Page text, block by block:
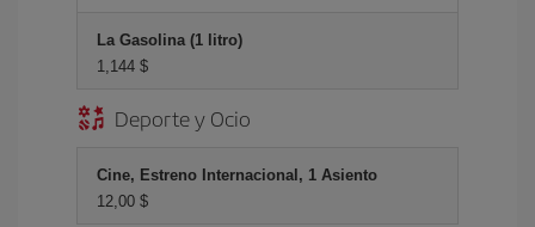
La Gasolina (1 litro)
1,144 $
Deporte y Ocio
Cine, Estreno Internacional, 1 Asiento
12,00 $